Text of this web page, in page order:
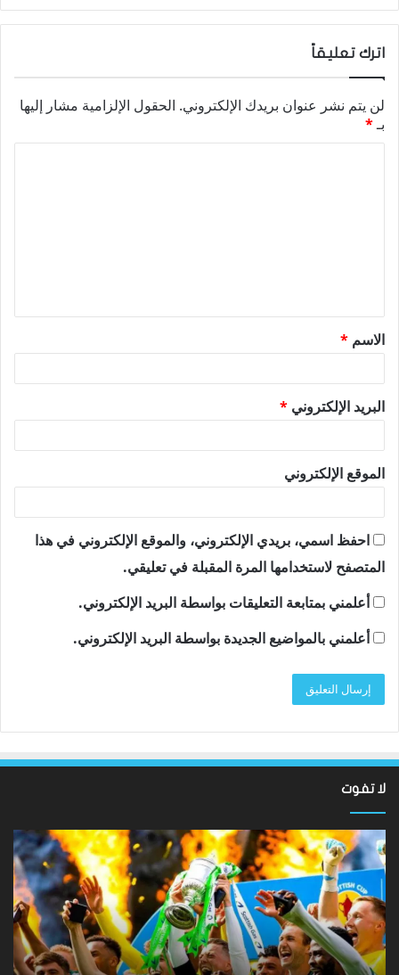
اترك تعليقاً
لن يتم نشر عنوان بريدك الإلكتروني. الحقول الإلزامية مشار إليها
بـ*
ق
*
الاسم *
البريد الإلكتروني *
الموقع الإلكتروني
احفظ اسمي، بريدي الإلكتروني، والموقع الإلكتروني في هذا
المتصفح لاستخدامها المرة المقبلة في تعليقي.
أعلمني بمتابعة التعليقات بواسطة البريد الإلكتروني.
أعلمني بالمواضيع الجديدة بواسطة البريد الإلكتروني.
لا تفوت
لقد
عادت
الدوري
الاسكتلندي
الممتاز
–
لماذا
لا